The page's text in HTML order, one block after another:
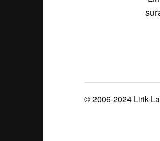
© 2006-2024 Lirik